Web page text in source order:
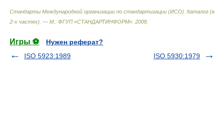
Стандарты Международной организации по стандартизации (ИСО). Каталог (в
2-х частях). — М.: ФГУП «СТАНДАРТИНФОРМ» 2008
Игры ⚽
Нужен реферат?
ISO 5923:1989
ISO 5930:1979